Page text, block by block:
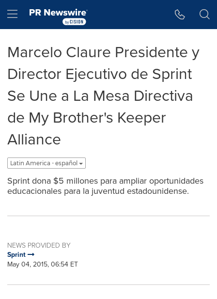
Hamburger menu
Marcelo Claure Presidente y
Director Ejecutivo de Sprint
Se Une a La Mesa Directiva
de My Brother's Keeper
Alliance
Latin America - español
Sprint dona $5 millones para ampliar oportunidades
educacionales para la juventud estadounidense.
NEWS PROVIDED BY
Sprint
May 04, 2015, 06:54 ET